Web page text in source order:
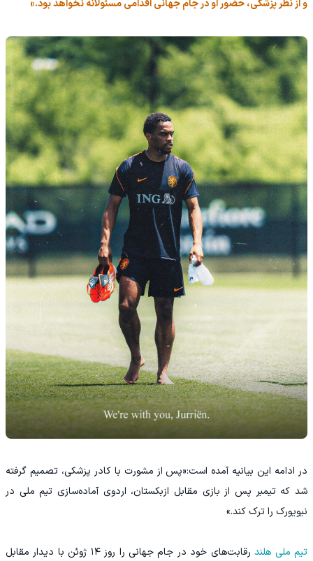
و از نظر پزشکی، حضور او در جام جهانی اقدامی مسئولانه نخواهد بود.»
در ادامه این بیانیه آمده است:«پس از مشورت با کادر پزشکی، تصمیم گرفته
شد که تیمبر پس از بازی مقابل ازبکستان، اردوی آماده‌سازی تیم ملی در
نیویورک را ترک کند.»
تیم ملی هلند
رقابت‌های خود در جام جهانی را روز ۱۴ ژوئن با دیدار مقابل